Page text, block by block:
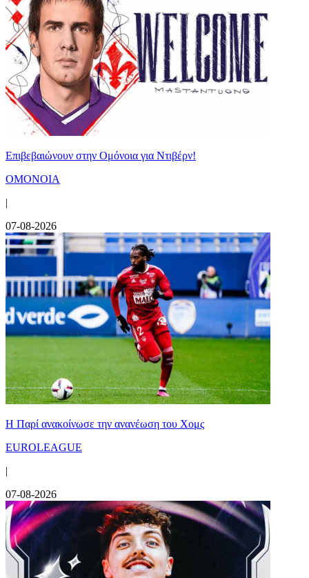
Επιβεβαιώνουν στην Ομόνοια για Ντιβέρν!
ΟΜΟΝΟΙΑ
|
07-08-2026
Η Παρί ανακοίνωσε την ανανέωση του Χομς
EUROLEAGUE
|
07-08-2026